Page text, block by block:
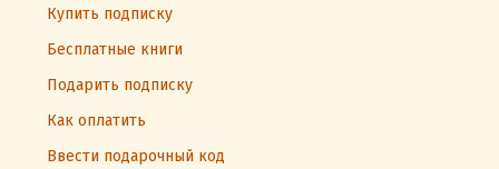
Купить подписку
Бесплатные книги
Подарить подписку
Как оплатить
Ввести подарочный код